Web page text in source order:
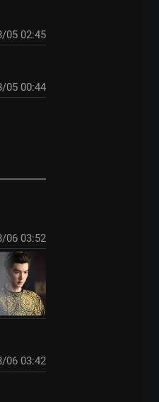
05 02:45
05 00:44
06 03:52
06 03:42